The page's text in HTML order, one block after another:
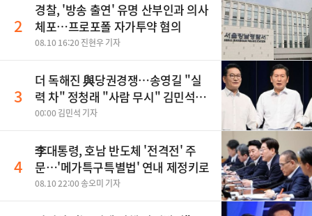
2
경찰, '방송 출연' 유명 산부인과 의사
체포…프로포폴 자가투약 혐의
08.10 16:20 진현우 기자
3
더 독해진 與당권경쟁…송영길 "실
력 차" 정청래 "사람 무시" 김민석
"취조하나"(종합)
00:00 김민석 기자
4
李대통령, 호남 반도체 '전격전' 주
문…'메가특구특별법' 연내 제정키로
08.10 22:00 송오미 기자